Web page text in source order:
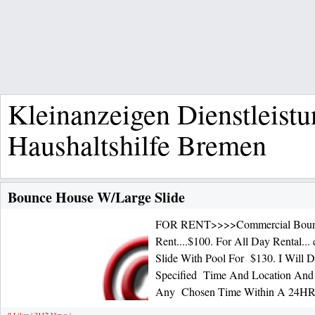
Kleinanzeigen
Haushaltshilfe Bremen
Bounce House W/Large Slide
FOR RENT>>>>Commercial
Rent....$100. For All Day
Slide With Pool For $130. I Will
Specified Time And Location
Any Chosen Time Within A